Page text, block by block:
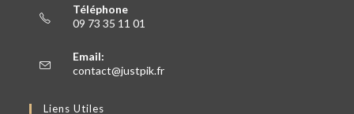
Téléphone
09 73 35 11 01
Email:
contact@justpik.fr
Liens Utiles